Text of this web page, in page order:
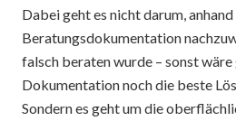
Dabei geht es nicht darum,
Beratungsdokumentation
falsch beraten wurde – sonst wäre
Dokumentation noch die beste
Sondern es geht um die